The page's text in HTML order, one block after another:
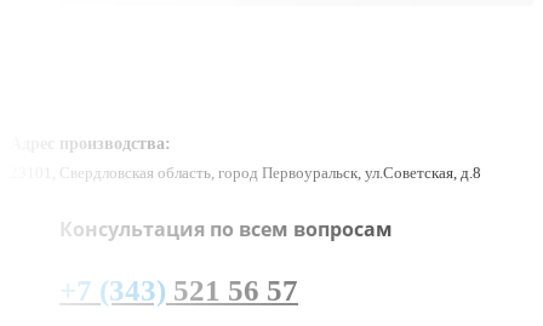
Адрес производства:
23101, Свердловская область, город Первоуральск, ул.Советская, д.8
Консультация по всем вопросам
+7 (343) 521 56 57